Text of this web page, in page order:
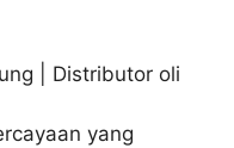
| Distributor oli
yang